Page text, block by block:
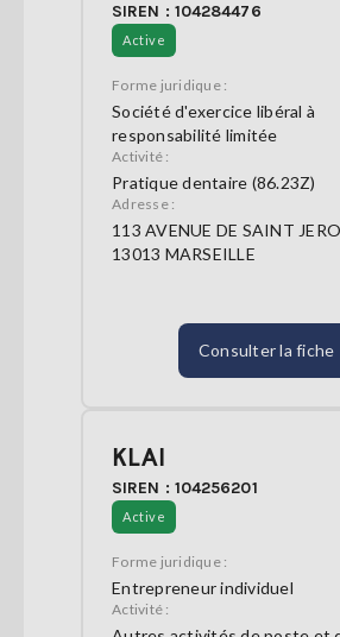
SIREN : 104284476
Active
Forme juridique :
Société d'exercice libéral à
responsabilité limitée
Activité :
Pratique dentaire (86.23Z)
Adresse :
113 AVENUE DE SAINT
13013 MARSEILLE
Consulter la fiche
KLAI
SIREN : 104256201
Active
Forme juridique :
Entrepreneur individuel
Activité :